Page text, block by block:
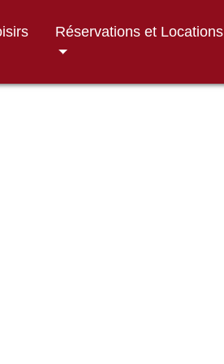
Réservations et Locations